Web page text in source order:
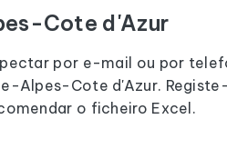
Cote d'Azur
por e-mail ou por
Alpes-Cote d'Azur.
o ficheiro Excel.